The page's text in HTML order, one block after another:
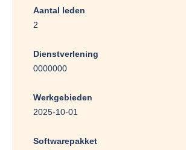
Aantal leden
2
Dienstverlening
0000000
Werkgebieden
2025-10-01
Softwarepakket